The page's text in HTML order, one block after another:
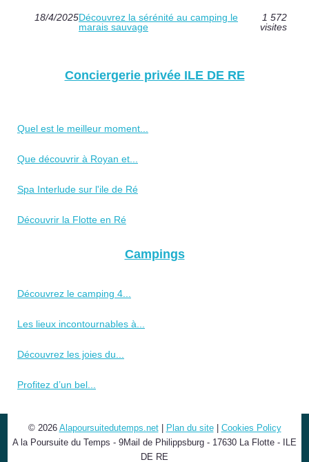
18/4/2025Découvrez la sérénité au camping le
marais sauvage
1 572
visites
Conciergerie privée ILE DE RE
Quel est le meilleur moment...
Que découvrir à Royan et...
Spa Interlude sur l'ile de Ré
Découvrir la Flotte en Ré
Campings
Découvrez le camping 4...
Les lieux incontournables à...
Découvrez les joies du...
Profitez d’un bel...
© 2026 Alapoursuitedutemps.net| Plan du site| Cookies Policy
A la Poursuite du Temps - 9Mail de Philippsburg - 17630 La Flotte - ILE
DE RE